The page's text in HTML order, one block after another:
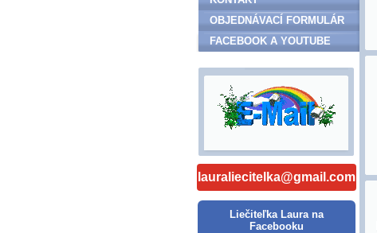
OBJEDNÁVACÍ FORMULÁR
FACEBOOK A YOUTUBE
lauraliecitelka@gmail.com
Liečiteľka Laura na
Facebooku